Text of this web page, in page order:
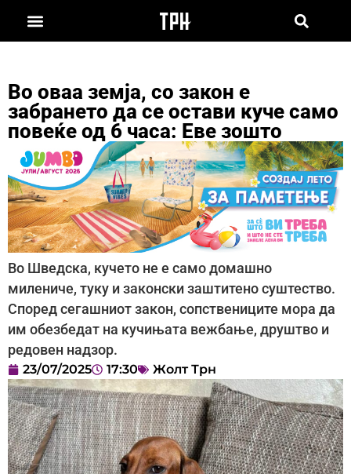
Во оваа земја, со закон е
забрането да се остави куче само
повеќе од 6 часа: Еве зошто
Во Шведска, кучето не е само домашно
милениче, туку и законски заштитено суштество.
Според сегашниот закон, сопствениците мора да
им обезбедат на кучињата вежбање, друштво и
редовен надзор.
23/07/2025 17:30 Жолт Трн